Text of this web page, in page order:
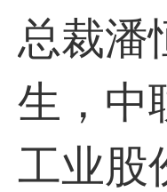
总裁潘
生，中
工业股